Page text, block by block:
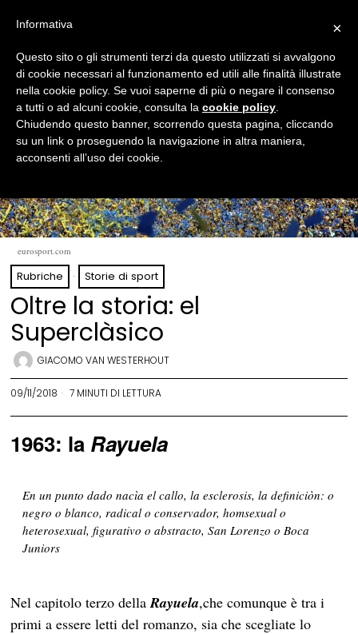
eurosport.com
Rubriche · Storie di sport
Oltre la storia: el
Superclàsico
GIACOMO VAN WESTERHOUT
09/11/2018 7 MINUTI DI LETTURA
1963: la Rayuela
En un punto dado nacìa el callo, la esclerosis, la definiciòn: o
negro o blanco, radical o conservador, homsexual o
heterosexual, figurativo o abstracto,San Lorenzo o Boca
Juniors
Nel capitolo terzo dellaRayuela,che comunque è tra i
primi a essere letti del romanzo, sia che scegliate lo
×
Informativa
Questo sito o gli strumenti terzi da questo utilizzati si avvalgono
di cookie necessari al funzionamento ed utili alle finalità illustrate
nella cookie policy. Se vuoi saperne di più o negare il consenso
a tutti o ad alcuni cookie, consulta la cookie policy
Chiudendo questo banner, scorrendo questa pagina, cliccando
su un link o proseguendo la navigazione in altra maniera,
acconsenti all’uso dei cookie.